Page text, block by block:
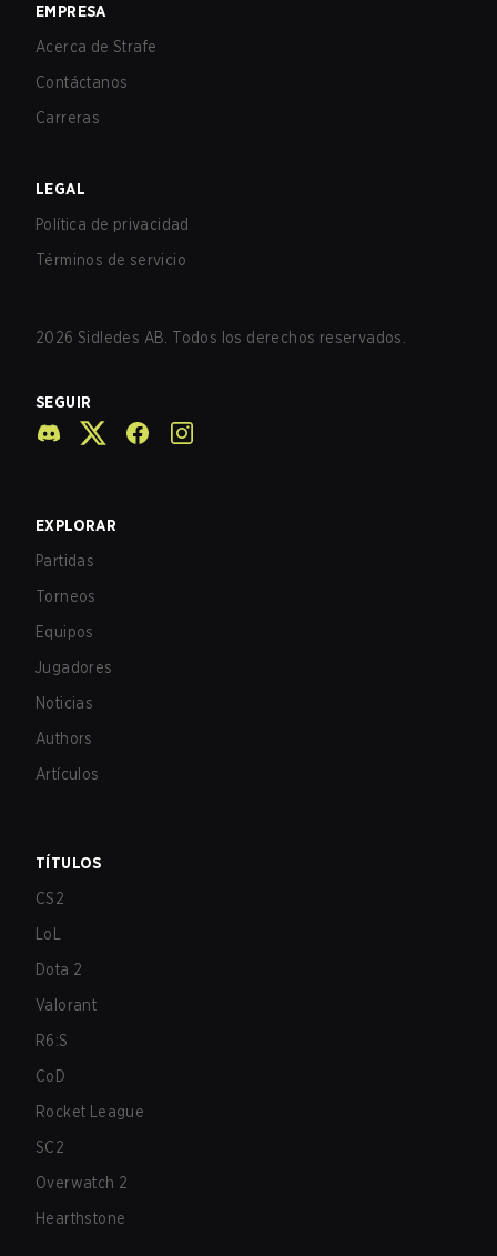
EMPRESA
Acerca de Strafe
Contáctanos
Carreras
LEGAL
Política de privacidad
Términos de servicio
2026 Sidledes AB. Todos los derechos reservados.
SEGUIR
EXPLORAR
Partidas
Torneos
Equipos
Jugadores
Noticias
Authors
Artículos
TÍTULOS
CS2
LoL
Dota 2
Valorant
R6:S
CoD
Rocket League
SC2
Overwatch 2
Hearthstone